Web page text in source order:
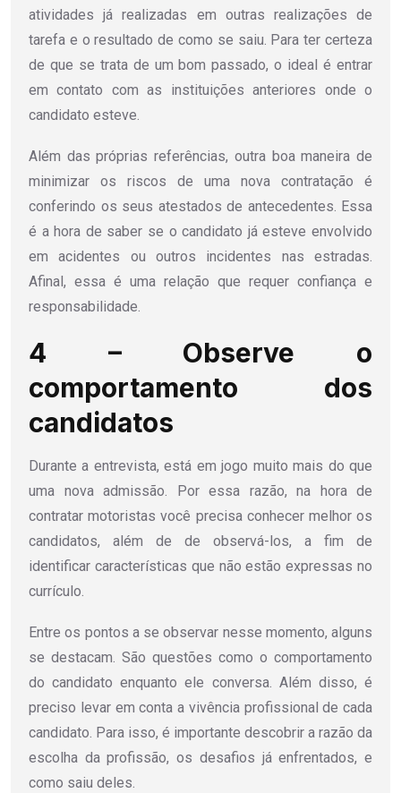
atividades já realizadas em outras realizações de
tarefa e o resultado de como se saiu. Para ter certeza
de que se trata de um bom passado, o ideal é entrar
em contato com as instituições anteriores onde o
candidato esteve.
Além das próprias referências, outra boa maneira de
minimizar os riscos de uma nova contratação é
conferindo os seus atestados de antecedentes. Essa
é a hora de saber se o candidato já esteve envolvido
em acidentes ou outros incidentes nas estradas.
Afinal, essa é uma relação que requer confiança e
responsabilidade.
4 – Observe o
comportamento dos
candidatos
Durante a entrevista, está em jogo muito mais do que
uma nova admissão. Por essa razão, na hora de
contratar motoristas você precisa conhecer melhor os
candidatos, além de de observá-los, a fim de
identificar características que não estão expressas no
currículo.
Entre os pontos a se observar nesse momento, alguns
se destacam. São questões como o comportamento
do candidato enquanto ele conversa. Além disso, é
preciso levar em conta a vivência profissional de cada
candidato. Para isso, é importante descobrir a razão da
escolha da profissão, os desafios já enfrentados, e
como saiu deles.